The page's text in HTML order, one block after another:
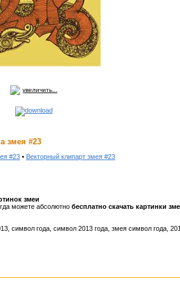
увеличить...
змея #23
#23 • Векторный клипарт змея #23
змеи
можете абсолютно бесплатно скачать картинки
символ года, символ 2013 года, змея символ года,